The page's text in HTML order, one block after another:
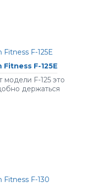
F-125E
F-125 это
держаться